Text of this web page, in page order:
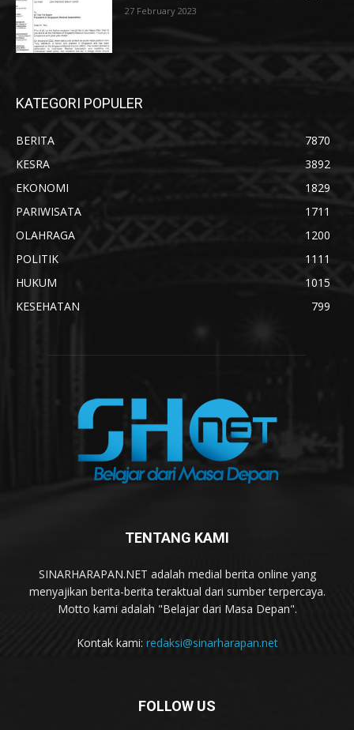
27 February 2023
KATEGORI POPULER
BERITA
7870
KESRA
3892
EKONOMI
1829
PARIWISATA
1711
OLAHRAGA
1200
POLITIK
1111
HUKUM
1015
KESEHATAN
799
TENTANG KAMI
SINARHARAPAN.NET adalah medial berita online yang
menyajikan berita-berita teraktual dari sumber terpercaya.
Motto kami adalah "Belajar dari Masa Depan".
Kontak kami: redaksi@sinarharapan.net
FOLLOW US